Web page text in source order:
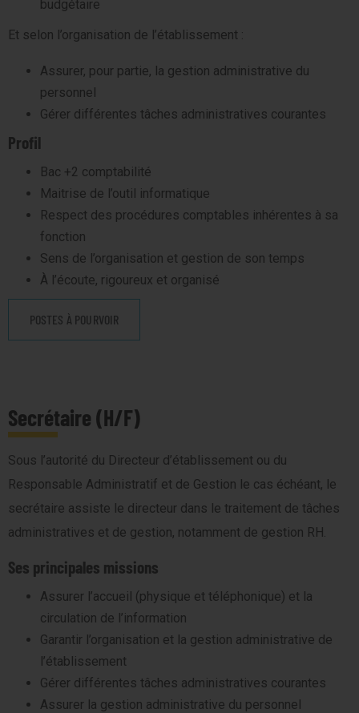
budgétaire
Et selon l’organisation de l’établissement :
Assurer, pour partie, la gestion administrative du
personnel
Gérer différentes tâches administratives courantes
Profil
Bac +2 comptabilité
Maitrise de l’outil informatique
Respect des procédures comptables inhérentes à sa
fonction
Sens de l’organisation et gestion de son temps
À l’écoute, rigoureux et organisé
POSTES À POURVOIR
Secrétaire (H/F)
Sous l’autorité du Directeur d’établissement ou du
Responsable Administratif et de Gestion le cas échéant, le
secrétaire assiste le directeur dans le traitement de tâches
administratives et de gestion, notamment de gestion RH.
Ses principales missions
Assurer l’accueil (physique et téléphonique) et la
circulation de l’information
Garantir l’organisation et la gestion administrative de
l’établissement
Gérer différentes tâches administratives courantes
Assurer la gestion administrative du personnel